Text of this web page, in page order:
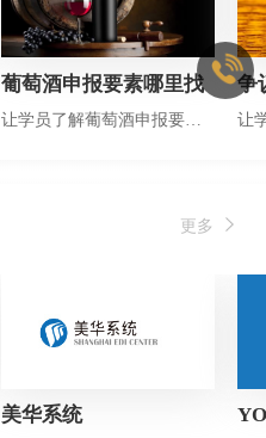
葡萄酒申报要素哪里找
让学员了解葡萄酒申报要素的规范申报
争
更多
美华系统